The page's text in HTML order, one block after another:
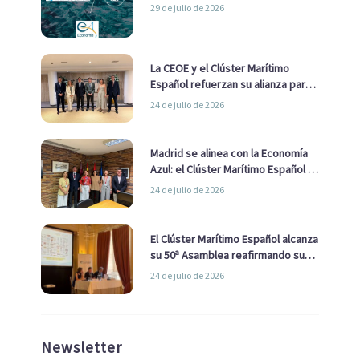
29 de julio de 2026
La CEOE y el Clúster Marítimo
Español refuerzan su alianza para
impulsar una estrategia Nacional
24 de julio de 2026
Madrid se alinea con la Economía
Azul: el Clúster Marítimo Español y
la Real Liga Naval avanzan alianzas
24 de julio de 2026
El Clúster Marítimo Español alcanza
su 50ª Asamblea reafirmando su
liderazgo en la Economía Azul
24 de julio de 2026
Newsletter